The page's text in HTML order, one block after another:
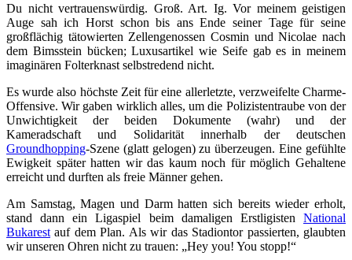
Du nicht vertrauenswürdig. Groß. Art. Ig. Vor meinem geistigen
Auge sah ich Horst schon bis ans Ende seiner Tage für seine
großflächig tätowierten Zellengenossen Cosmin und Nicolae nach
dem Bimsstein bücken; Luxusartikel wie Seife gab es in meinem
imaginären Folterknast selbstredend nicht.
Es wurde also höchste Zeit für eine allerletzte, verzweifelte Charme-
Offensive. Wir gaben wirklich alles, um die Polizistentraube von der
Unwichtigkeit der beiden Dokumente (wahr) und der
Kameradschaft und Solidarität innerhalb der deutschen
Groundhopping-Szene (glatt gelogen) zu überzeugen. Eine gefühlte
Ewigkeit später hatten wir das kaum noch für möglich Gehaltene
erreicht und durften als freie Männer gehen.
Am Samstag, Magen und Darm hatten sich bereits wieder erholt,
stand dann ein Ligaspiel beim damaligen Erstligisten National
Bukarest auf dem Plan. Als wir das Stadiontor passierten, glaubten
wir unseren Ohren nicht zu trauen: „Hey you! You stopp!“